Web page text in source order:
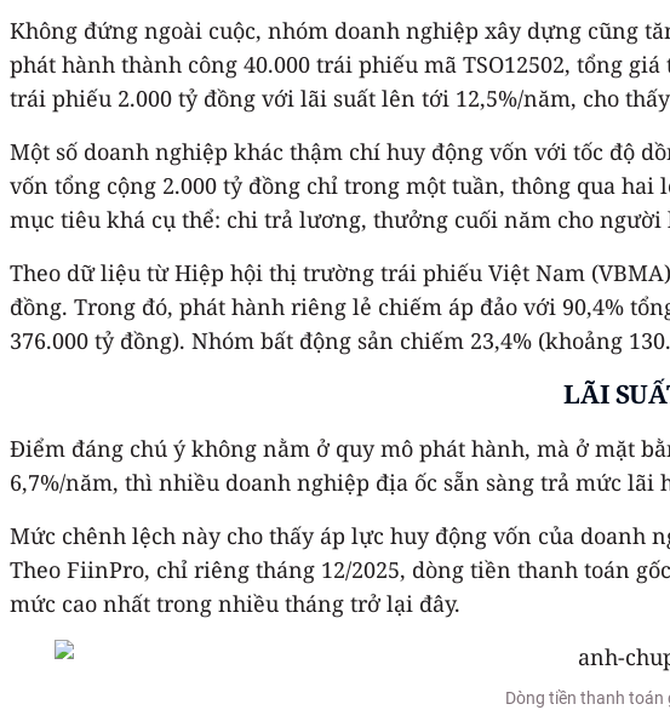
Không đứng ngoài cuộc, nhóm doanh nghiệp xây dựng cũng
phát hành thành công 40.000 trái phiếu mã TSO12502, tổng
trái phiếu 2.000 tỷ đồng với lãi suất lên tới 12,5%/năm, cho
Một số doanh nghiệp khác thậm chí huy động vốn với tốc độ
vốn tổng cộng 2.000 tỷ đồng chỉ trong một tuần, thông qua
mục tiêu khá cụ thể: chi trả lương, thưởng cuối năm cho
Theo dữ liệu từ Hiệp hội thị trường trái phiếu Việt Nam
đồng. Trong đó, phát hành riêng lẻ chiếm áp đảo với 90,4%
376.000 tỷ đồng). Nhóm bất động sản chiếm 23,4% (khoảng
LÃI
Điểm đáng chú ý không nằm ở quy mô phát hành, mà ở mặt
6,7%/năm, thì nhiều doanh nghiệp địa ốc sẵn sàng trả mức lãi
Mức chênh lệch này cho thấy áp lực huy động vốn của doanh
Theo FiinPro, chỉ riêng tháng 12/2025, dòng tiền thanh toán
mức cao nhất trong nhiều tháng trở lại đây.
Dòng tiền thanh